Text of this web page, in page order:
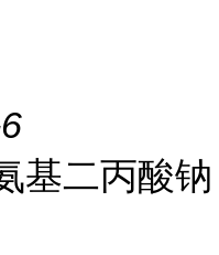
基二丙酸钠